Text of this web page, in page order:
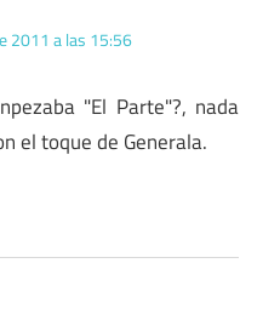
2011 a las 15:56
"El Parte"?, nada
el toque de Generala.